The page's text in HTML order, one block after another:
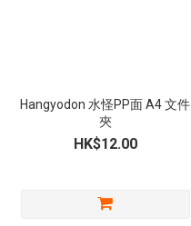
Hangyodon 水怪PP面 A4 文件
夾
HK$12.00